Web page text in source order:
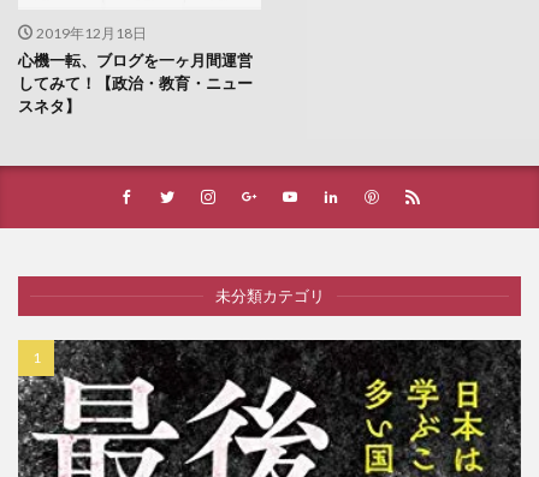
2019年12月18日
心機一転、ブログを一ヶ月間運営
してみて！【政治・教育・ニュー
スネタ】
未分類カテゴリ